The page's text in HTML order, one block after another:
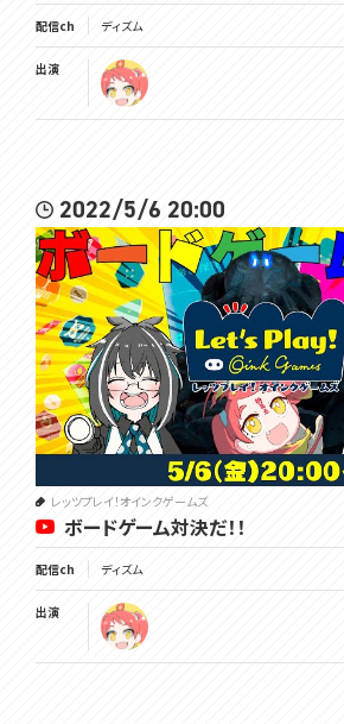
配信ch ディズム
出演
2022/5/6 20:00
レッツプレイ！オインクゲームズ
ボードゲーム対決だ！！
配信ch ディズム
出演